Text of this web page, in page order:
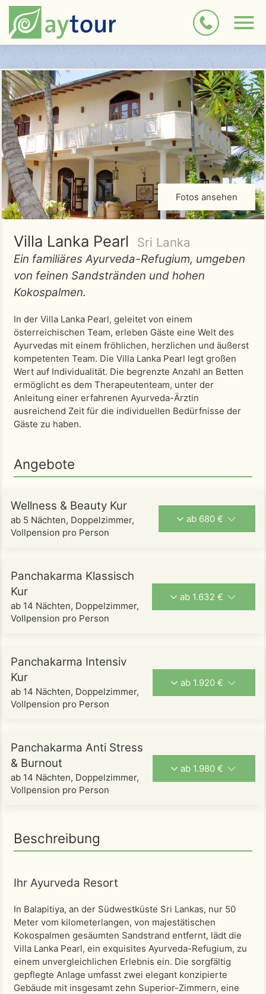
Fotos ansehen
Villa Lanka Pearl Sri Lanka
Ein familiäres Ayurveda-Refugium, umgeben
von feinen Sandstränden und hohen
Kokospalmen.
In der Villa Lanka Pearl, geleitet von einem
österreichischen Team, erleben Gäste eine Welt des
Ayurvedas mit einem fröhlichen, herzlichen und äußerst
kompetenten Team. Die Villa Lanka Pearl legt großen
Wert auf Individualität. Die begrenzte Anzahl an Betten
ermöglicht es dem Therapeutenteam, unter der
Anleitung einer erfahrenen Ayurveda-Ärztin
ausreichend Zeit für die individuellen Bedürfnisse der
Gäste zu haben.
Angebote
Wellness & Beauty Kur
ab 5 Nächten, Doppelzimmer,
Vollpension pro Person
ab 680 €
Panchakarma Klassisch
Kur
ab 14 Nächten, Doppelzimmer,
Vollpension pro Person
ab 1.632 €
Panchakarma Intensiv
Kur
ab 14 Nächten, Doppelzimmer,
Vollpension pro Person
ab 1.920 €
Panchakarma Anti Stress
& Burnout
ab 14 Nächten, Doppelzimmer,
Vollpension pro Person
ab 1.980 €
Beschreibung
Ihr Ayurveda Resort
In Balapitiya, an der Südwestküste Sri Lankas, nur 50
Meter vom kilometerlangen, von majestätischen
Kokospalmen gesäumten Sandstrand entfernt, lädt die
Villa Lanka Pearl, ein exquisites Ayurveda-Refugium, zu
einem unvergleichlichen Erlebnis ein. Die sorgfältig
gepflegte Anlage umfasst zwei elegant konzipierte
Gebäude mit insgesamt zehn Superior-Zimmern, eine